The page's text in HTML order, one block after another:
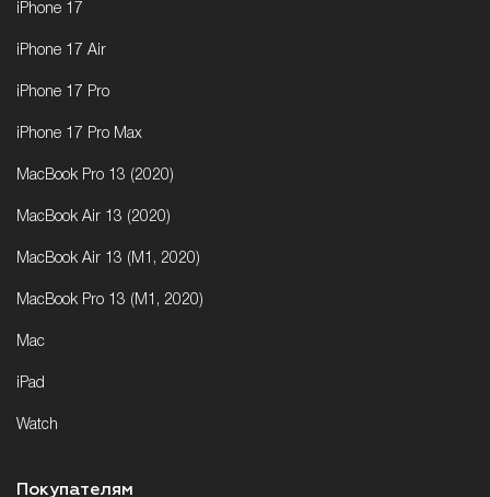
iPhone 17
iPhone 17 Air
iPhone 17 Pro
iPhone 17 Pro Max
MacBook Pro 13 (2020)
MacBook Air 13 (2020)
MacBook Air 13 (M1, 2020)
MacBook Pro 13 (M1, 2020)
Mac
iPad
Watch
Покупателям